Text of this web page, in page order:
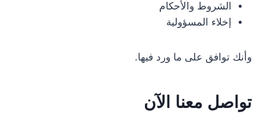
الشروط والأحكام
إخلاء المسؤولية
وأنك توافق على ما ورد فيها.
تواصل معنا الآن